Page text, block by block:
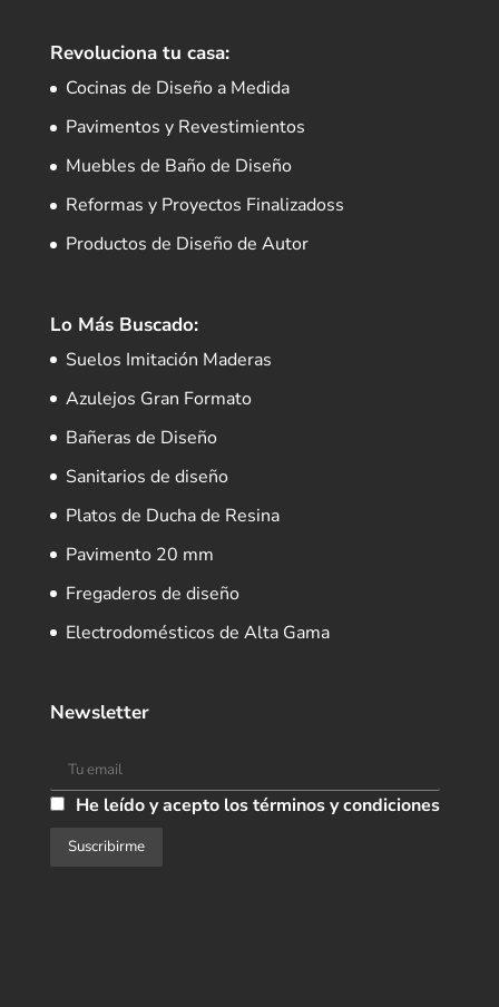
Revoluciona tu casa:
Cocinas de Diseño a Medida
Pavimentos y Revestimientos
Muebles de Baño de Diseño
Reformas y Proyectos Finalizadoss
Productos de Diseño de Autor
Lo Más Buscado:
Suelos Imitación Maderas
Azulejos Gran Formato
Bañeras de Diseño
Sanitarios de diseño
Platos de Ducha de Resina
Pavimento 20 mm
Fregaderos de diseño
Electrodomésticos de Alta Gama
Newsletter
He leído y acepto los términos y condiciones